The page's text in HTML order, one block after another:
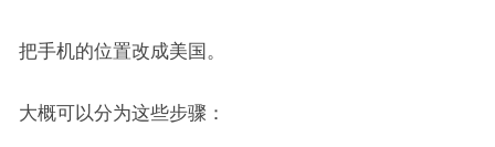
把手机的位置改成美国。
大概可以分为这些步骤：